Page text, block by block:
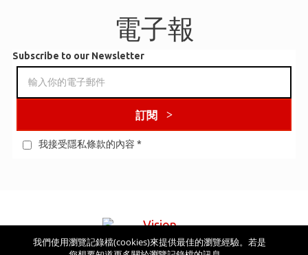
電子報
Subscribe to our Newsletter
訂閱
我接受隱私條款的內容*
看看其他網站
我們使用瀏覽記錄檔(cookies)來提供最佳的瀏覽經驗。若是